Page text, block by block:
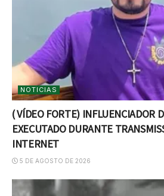
NOTICIAS
( VÍDEO FORTE) INFLUENCIADOR
EXECUTADO DURANTE
INTERNET
5 DE AGOSTO DE 2026